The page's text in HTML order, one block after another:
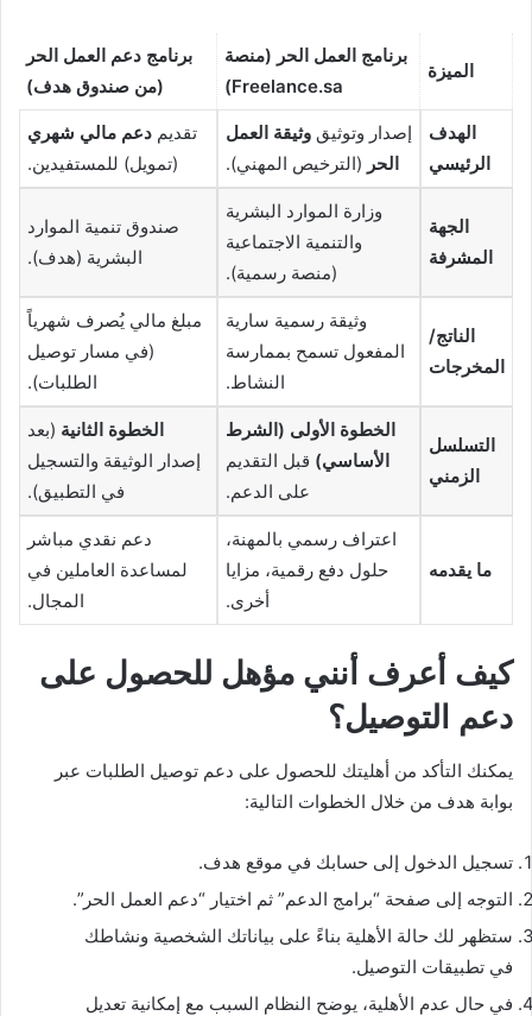
الميزة
برنامج العمل الحر (منصة
Freelance.sa)
برنامج دعم العمل الحر
(من صندوق هدف)
الهدف
الرئيسي
إصدار وتوثيق وثيقة العمل
الحر (الترخيص المهني).
تقديم دعم مالي شهري
(تمويل) للمستفيدين.
الجهة
المشرفة
وزارة الموارد البشرية
والتنمية الاجتماعية
(منصة رسمية).
صندوق تنمية الموارد
البشرية (هدف).
الناتج/
المخرجات
وثيقة رسمية سارية
المفعول تسمح بممارسة
النشاط.
مبلغ مالي يُصرف شهرياً
(في مسار توصيل
الطلبات).
التسلسل
الزمني
الخطوة الأولى (الشرط
الأساسي) قبل التقديم
على الدعم.
الخطوة الثانية (بعد
إصدار الوثيقة والتسجيل
في التطبيق).
ما يقدمه
اعتراف رسمي بالمهنة،
حلول دفع رقمية، مزايا
أخرى.
دعم نقدي مباشر
لمساعدة العاملين في
المجال.
كيف أعرف أنني مؤهل للحصول على
دعم التوصيل؟
يمكنك التأكد من أهليتك للحصول على دعم توصيل الطلبات عبر
بوابة هدف من خلال الخطوات التالية:
تسجيل الدخول إلى حسابك في موقع هدف.
التوجه إلى صفحة “برامج الدعم” ثم اختيار “دعم العمل الحر”.
ستظهر لك حالة الأهلية بناءً على بياناتك الشخصية ونشاطك
في تطبيقات التوصيل.
في حال عدم الأهلية، يوضح النظام السبب مع إمكانية تعديل